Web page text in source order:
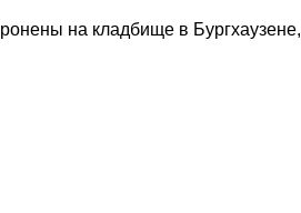
на кладбище в Бургхаузене,